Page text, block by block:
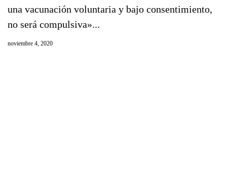
una vacunación voluntaria y bajo consentimiento,
no será compulsiva»...
noviembre 4, 2020